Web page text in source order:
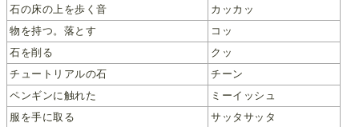
石の床の上を歩く音
カッカッ
物を持つ。落とす
コッ
石を削る
クッ
チュートリアルの石
チーン
ペンギンに触れた
ミーイッシュ
服を手に取る
サッタサッタ